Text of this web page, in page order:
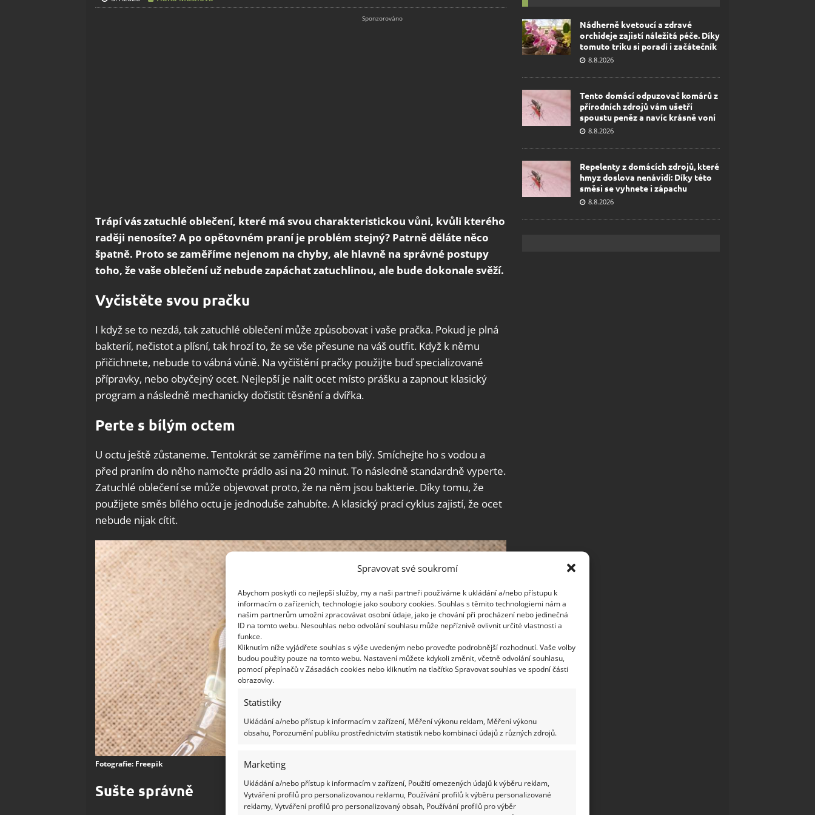
Spravovat své soukromí
Abychom poskytli co nejlepší služby, my a naši partneři používáme k ukládání a/nebo přístupu k
informacím o zařízeních, technologie jako soubory cookies. Souhlas s těmito technologiemi nám a
našim partnerům umožní zpracovávat osobní údaje, jako je chování při procházení nebo jedinečná
ID na tomto webu. Nesouhlas nebo odvolání souhlasu může nepříznivě ovlivnit určité vlastnosti a
funkce.
Kliknutím níže vyjádřete souhlas s výše uvedeným nebo proveďte podrobnější rozhodnutí. Vaše volby
budou použity pouze na tomto webu. Nastavení můžete kdykoli změnit, včetně odvolání souhlasu,
pomocí přepínačů v Zásadách cookies nebo kliknutím na tlačítko Spravovat souhlas ve spodní části
obrazovky.
Statistiky
Ukládání a/nebo přístup k informacím v zařízení, Měření výkonu reklam, Měření výkonu
obsahu, Porozumění publiku prostřednictvím statistik nebo kombinací údajů z různých zdrojů.
Marketing
Ukládání a/nebo přístup k informacím v zařízení, Použití omezených údajů k výběru reklam,
Vytváření profilů pro personalizovanou reklamu, Používání profilů k výběru personalizované
reklamy, Vytváření profilů pro personalizovaný obsah, Používání profilů pro výběr
Trápí vás zatuchlé oblečení, které má svou charakteristickou vůni, kvůli kterého
raději nenosíte? A po opětovném praní je problém stejný? Patrně děláte něco
špatně. Proto se zaměříme nejenom na chyby, ale hlavně na správné postupy
toho, že vaše oblečení už nebude zapáchat zatuchlinou, ale bude dokonale svěží.
Vyčistěte svou pračku
I když se to nezdá, tak zatuchlé oblečení může způsobovat i vaše pračka. Pokud je plná
bakterií, nečistot a plísní, tak hrozí to, že se vše přesune na váš outfit. Když k němu
přičichnete, nebude to vábná vůně. Na vyčištění pračky použijte buď specializované
přípravky, nebo obyčejný ocet. Nejlepší je nalít ocet místo prášku a zapnout klasický
program a následně mechanicky dočistit těsnění a dvířka.
Perte s bílým octem
U octu ještě zůstaneme. Tentokrát se zaměříme na ten bílý. Smíchejte ho s vodou a
před praním do něho namočte prádlo asi na 20 minut. To následně standardně vyperte.
Zatuchlé oblečení se může objevovat proto, že na něm jsou bakterie. Díky tomu, že
použijete směs bílého octu je jednoduše zahubíte. A klasický prací cyklus zajistí, že ocet
nebude nijak cítit.
Fotografie: Freepik
Sušte správně
Nádherně kvetoucí a zdravé
orchideje zajistí náležitá péče. Díky
tomuto triku si poradí i začátečník
8.8.2026
Tento domácí odpuzovač komárů z
přírodních zdrojů vám ušetří
spoustu peněz a navíc krásně voní
8.8.2026
Repelenty z domácích zdrojů, které
hmyz doslova nenávidí: Díky této
směsi se vyhnete i zápachu
8.8.2026